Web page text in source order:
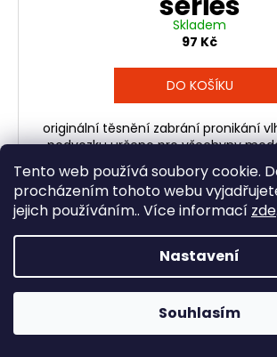
Tento web používá soubory cookie.
procházením tohoto webu
jejich používáním.. Více informací zde.
Nastavení
Souhlasím
Potřebujete poradit?
777 317 154nebo
583
Skladem
97 Kč
DO KOŠÍKU
originální těsnění zabrání pronikání
podvozku určeno pro všechyny